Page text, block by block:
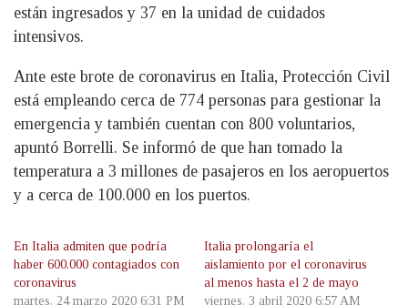
están ingresados y 37 en la unidad de cuidados
intensivos.
Ante este brote de coronavirus en Italia, Protección Civil
está empleando cerca de 774 personas para gestionar la
emergencia y también cuentan con 800 voluntarios,
apuntó Borrelli. Se informó de que han tomado la
temperatura a 3 millones de pasajeros en los aeropuertos
y a cerca de 100.000 en los puertos.
En Italia admiten que podría
haber 600.000 contagiados con
coronavirus
martes, 24 marzo 2020 6:31 PM
Italia prolongaría el
aislamiento por el coronavirus
al menos hasta el 2 de mayo
viernes, 3 abril 2020 6:57 AM